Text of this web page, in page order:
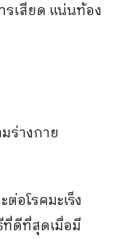
เสียด แน่นท้อง
ร่างกาย
อโรคมะเร็ง
ที่ดีที่สุดเมื่อมี